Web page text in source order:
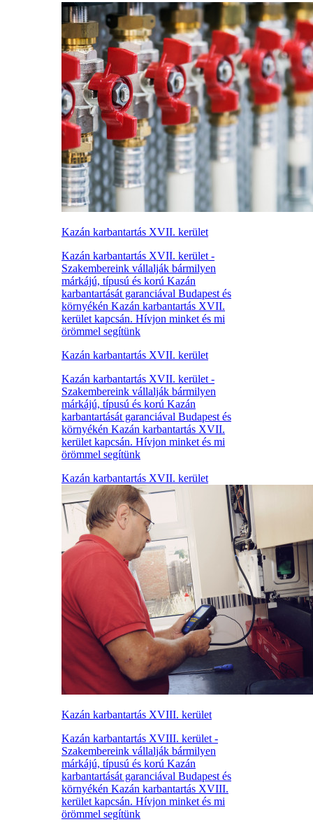
Kazán karbantartás XVII. kerület
Kazán karbantartás XVII. kerület -
Szakembereink vállalják bármilyen
márkájú, típusú és korú Kazán
karbantartását garanciával Budapest és
környékén Kazán karbantartás XVII.
kerület kapcsán. Hívjon minket és mi
örömmel segítünk
Kazán karbantartás XVII. kerület
Kazán karbantartás XVII. kerület -
Szakembereink vállalják bármilyen
márkájú, típusú és korú Kazán
karbantartását garanciával Budapest és
környékén Kazán karbantartás XVII.
kerület kapcsán. Hívjon minket és mi
örömmel segítünk
Kazán karbantartás XVII. kerület
Kazán karbantartás XVIII. kerület
Kazán karbantartás XVIII. kerület -
Szakembereink vállalják bármilyen
márkájú, típusú és korú Kazán
karbantartását garanciával Budapest és
környékén Kazán karbantartás XVIII.
kerület kapcsán. Hívjon minket és mi
örömmel segítünk